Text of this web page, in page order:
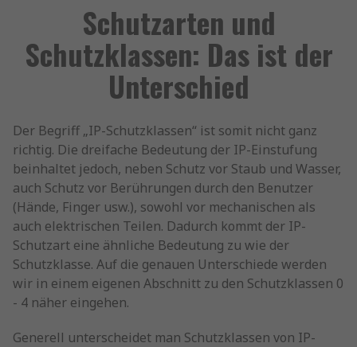
Schutzarten und
Schutzklassen: Das ist der
Unterschied
Der Begriff „IP-Schutzklassen“ ist somit nicht ganz
richtig. Die dreifache Bedeutung der IP-Einstufung
beinhaltet jedoch, neben Schutz vor Staub und Wasser,
auch Schutz vor Berührungen durch den Benutzer
(Hände, Finger usw.), sowohl vor mechanischen als
auch elektrischen Teilen. Dadurch kommt der IP-
Schutzart eine ähnliche Bedeutung zu wie der
Schutzklasse. Auf die genauen Unterschiede werden
wir in einem eigenen Abschnitt zu den Schutzklassen 0
- 4 näher eingehen.
Generell unterscheidet man Schutzklassen von IP-